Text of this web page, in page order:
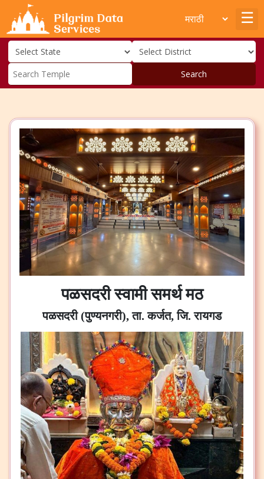
Search
पळसदरी स्वामी समर्थ मठ
पळसदरी (पुण्यनगरी), ता. कर्जत, जि. रायगड